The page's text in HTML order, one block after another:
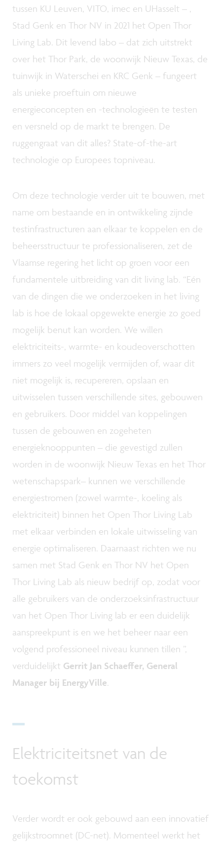
tussen KU Leuven, VITO, imec en UHasselt – ,
Stad Genk en Thor NV in 2021 het Open Thor
Living Lab. Dit levend labo – dat zich uitstrekt
over het Thor Park, de woonwijk Nieuw Texas, de
tuinwijk in Waterschei en KRC Genk – fungeert
als unieke proeftuin om nieuwe
energieconcepten en -technologieën te testen
en versneld op de markt te brengen. De
ruggengraat van dit alles? State-of-the-art
technologie op Europees topniveau.
Om deze technologie verder uit te bouwen, met
name om bestaande en in ontwikkeling zijnde
testinfrastructuren aan elkaar te koppelen en de
beheersstructuur te professionaliseren, zet de
Vlaamse regering het licht op groen voor een
fundamentele uitbreiding van dit living lab. “Eén
van de dingen die we onderzoeken in het living
lab is hoe de lokaal opgewekte energie zo goed
mogelijk benut kan worden. We willen
elektriciteits-, warmte- en koudeoverschotten
immers zo veel mogelijk vermijden of, waar dit
niet mogelijk is, recupereren, opslaan en
uitwisselen tussen verschillende sites, gebouwen
en gebruikers. Door middel van koppelingen
tussen de gebouwen en zogeheten
energieknooppunten – die gevestigd zullen
worden in de woonwijk Nieuw Texas en het Thor
wetenschapspark– kunnen we verschillende
energiestromen (zowel warmte-, koeling als
elektriciteit) binnen het Open Thor Living Lab
met elkaar verbinden en lokale uitwisseling van
energie optimaliseren. Daarnaast richten we nu
samen met Stad Genk en Thor NV het Open
Thor Living Lab als nieuw bedrijf op, zodat voor
alle gebruikers van de onderzoeksinfrastructuur
van het Open Thor Living lab er een duidelijk
aanspreekpunt is en we het beheer naar een
volgend professioneel niveau kunnen tillen ”,
verduidelijkt Gerrit Jan Schaeffer, General
Manager bij EnergyVille.
Elektriciteitsnet van de
toekomst
Verder wordt er ook gebouwd aan een innovatief
gelijkstroomnet (DC-net). Momenteel werkt het